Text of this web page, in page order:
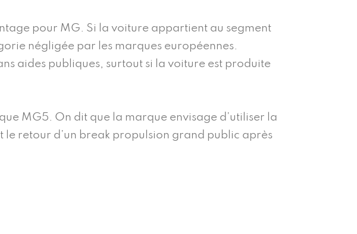
pour MG. Si la voiture appartient au segment
négligée par les marques européennes.
aides publiques, surtout si la voiture est produite
MG5. On dit que la marque envisage d’utiliser la
retour d’un break propulsion grand public après